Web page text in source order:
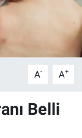
A- A+
Belli